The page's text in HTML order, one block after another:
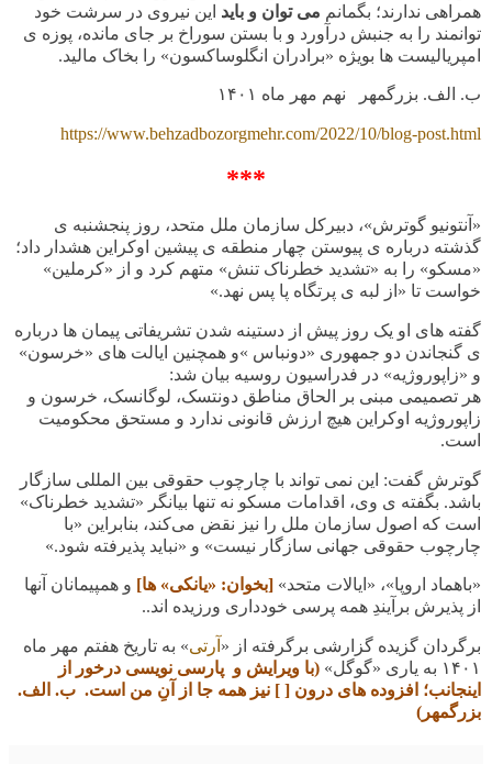
همراهی ندارند؛ بگمانم می توان و باید این نیروی در سرشت خود
توانمند را به جنبش درآورد و با بستن سوراخ بر جای مانده، پوزه ی
امپریالیست ها بویژه «برادران انگلوساکسون» را بخاک مالید.
ب. الف. بزرگمهر نهم مهر ماه ۱۴۰۱
https://www.behzadbozorgmehr.com/2022/10/blog-post.html
***
«آنتونیو گوترش»، دبیرکل سازمان ملل متحد، روز پنجشنبه ی
گذشته درباره ی پیوستن چهار منطقه ی پیشین اوکراین هشدار داد؛
«مسکو» را به «تشدید خطرناک تنش» متهم کرد و از «کرملین»
خواست تا «از لبه ی پرتگاه پا پس نهد.»
گفته های او یک روز پیش از دستینه شدن تشریفاتی پیمان ها درباره
ی گنجاندن دو جمهوری «دونباس »و همچنین ایالت های «خرسون»
و «زاپوروژیه» در فدراسیون روسیه بیان شد:
هر تصمیمی مبنی بر الحاق مناطق دونتسک، لوگانسک، خرسون و
زاپوروژیه اوکراین هیچ ارزش قانونی ندارد و مستحق محکومیت
است.
گوترش گفت: این نمی تواند با چارچوب حقوقی بین المللی سازگار
باشد. بگفته ی وی، اقدامات مسکو نه تنها بیانگر «تشدید خطرناک»
است که اصول سازمان ملل را نیز نقض می‌کند، بنابراین «با
چارچوب حقوقی جهانی سازگار نیست» و «نباید پذیرفته شود.»
«باهماد اروپا»، «ایالات متحد» [بخوان: «یانکی» ها] و همپیمانان آنها
از پذیرش برآیندِ همه پرسی خودداری ورزیده اند..
برگردان گزیده گزارشی برگرفته از « آرتی» به تاریخ هفتم مهر ماه
۱۴۰۱ به یاری «گوگل»
(با ویرایش و پارسی نویسی درخور از
اینجانب؛ افزوده های درون [ ] نیز همه جا از آنِ من است. ب. الف.
بزرگمهر )